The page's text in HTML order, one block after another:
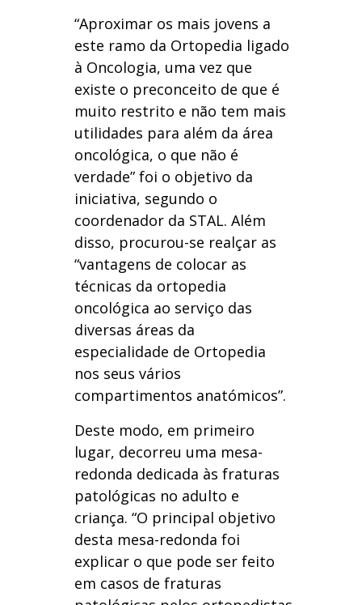
“Aproximar os mais jovens a
este ramo da Ortopedia ligado
à Oncologia, uma vez que
existe o preconceito de que é
muito restrito e não tem mais
utilidades para além da área
oncológica, o que não é
verdade” foi o objetivo da
iniciativa, segundo o
coordenador da STAL. Além
disso, procurou-se realçar as
“vantagens de colocar as
técnicas da ortopedia
oncológica ao serviço das
diversas áreas da
especialidade de Ortopedia
nos seus vários
compartimentos anatómicos”.
Deste modo, em primeiro
lugar, decorreu uma mesa-
redonda dedicada às fraturas
patológicas no adulto e
criança. “O principal objetivo
desta mesa-redonda foi
explicar o que pode ser feito
em casos de fraturas